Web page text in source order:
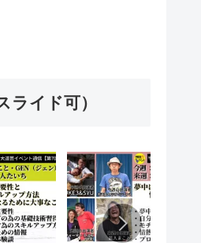
ライド可）